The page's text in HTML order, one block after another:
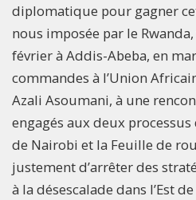
diplomatique pour gagner
nous imposée par le
février à Addis-Abeba, en
commandes à l’Union
Azali Asoumani, à une
engagés aux deux processus
de Nairobi et la Feuille de
justement d’arrêter des
à la désescalade dans l’Est